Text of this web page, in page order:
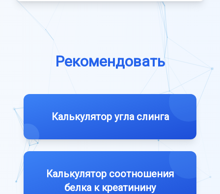
Рекомендовать
Калькулятор угла слинга
Калькулятор соотношения
белка к креатинину